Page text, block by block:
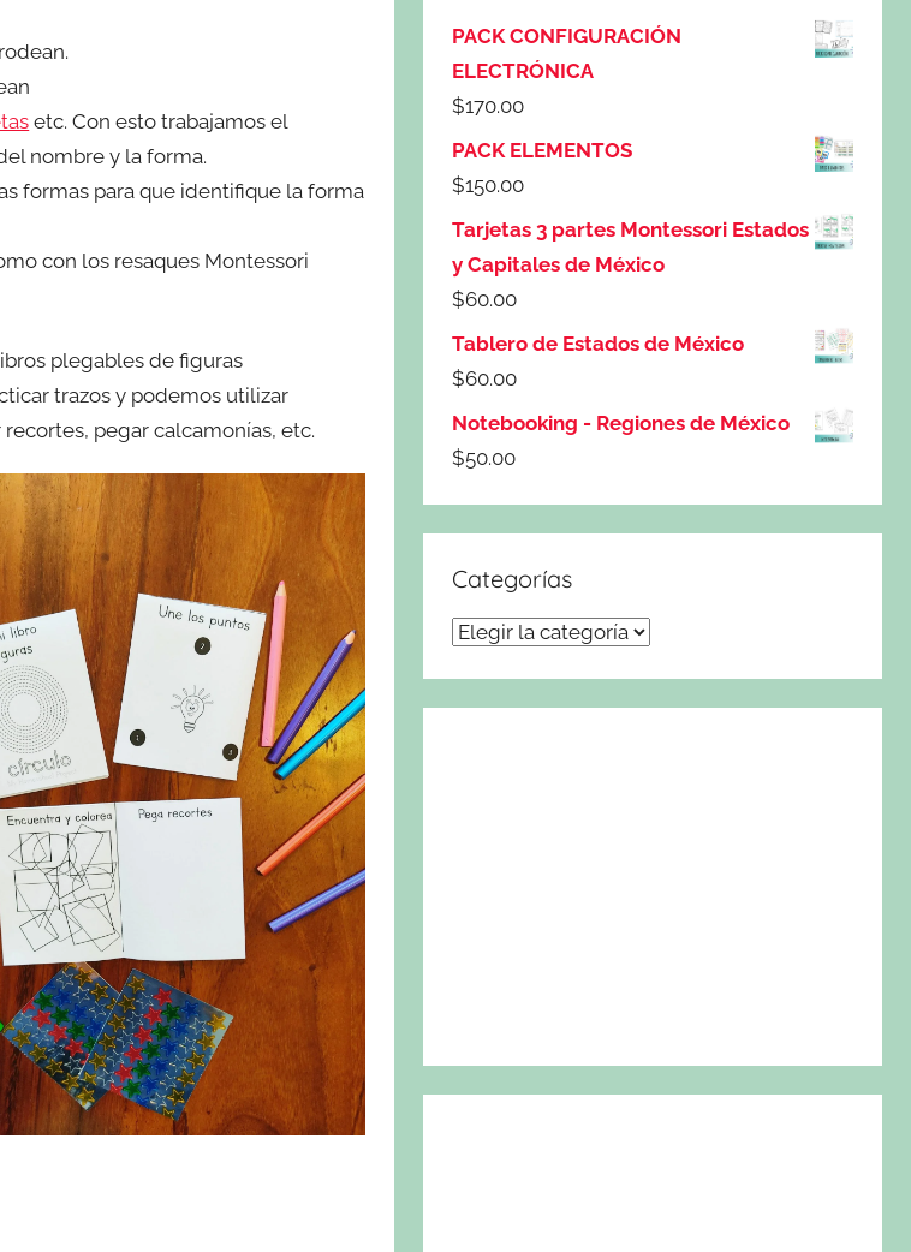
etc. Con esto trabajamos el
nombre y la forma.
formas para que identifique la forma
con los resaques Montessori
plegables de figuras
trazos y podemos utilizar
pegar calcamonías, etc.
PACK CONFIGURACIÓN
ELECTRÓNICA
$170.00
PACK ELEMENTOS
$150.00
Tarjetas 3 partes Montessori Estados
y Capitales de México
$60.00
Tablero de Estados de México
$60.00
Notebooking - Regiones de México
$50.00
Categorías
Categorías